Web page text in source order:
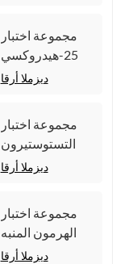
مجموعة اختبار
25-هيدروكسي
فيتامين د (مقايسة
ديزملا أرقا
مجموعة اختبار
التستوستيرون
(المقايسة المناعية
ديزملا أرقا
مجموعة اختبار
الهرمون المنبه
للجريب (FSH).ديزملا أرقا